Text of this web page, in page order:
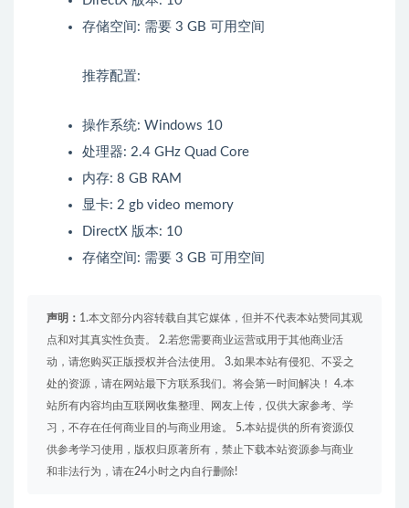
存储空间: 需要 3 GB 可用空间
推荐配置:
操作系统: Windows 10
处理器: 2.4 GHz Quad Core
内存: 8 GB RAM
显卡: 2 gb video memory
DirectX 版本: 10
存储空间: 需要 3 GB 可用空间
声明： 1.本文部分内容转载自其它媒体，但并不代表本站赞同其观
点和对其真实性负责。 2.若您需要商业运营或用于其他商业活
动，请您购买正版授权并合法使用。 3.如果本站有侵犯、不妥之
处的资源，请在网站最下方联系我们。将会第一时间解决！ 4.本
站所有内容均由互联网收集整理、网友上传，仅供大家参考、学
习，不存在任何商业目的与商业用途。 5.本站提供的所有资源仅
供参考学习使用，版权归原著所有，禁止下载本站资源参与商业
和非法行为，请在24小时之内自行删除!